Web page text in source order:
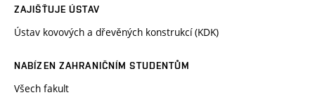
ZAJIŠŤUJE ÚSTAV
Ústav kovových a dřevěných konstrukcí (KDK)
NABÍZEN ZAHRANIČNÍM STUDENTŮM
Všech fakult